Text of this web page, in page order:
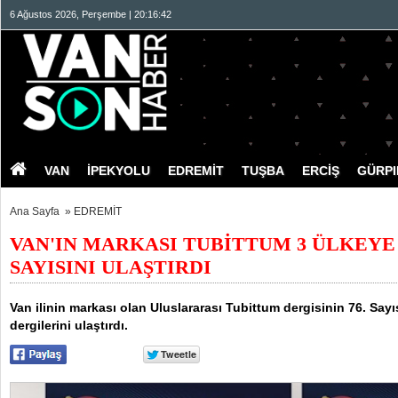
6 Ağustos 2026, Perşembe | 20:16:43
VAN İPEKYOLU EDREMİT TUŞBA ERCİŞ
Ana Sayfa » EDREMİT
VAN'IN MARKASI TUBİTTUM 3
SAYISINI ULAŞTIRDI
Van ilinin markası olan Uluslararası Tubittum dergisinin 76.
dergilerini ulaştırdı.